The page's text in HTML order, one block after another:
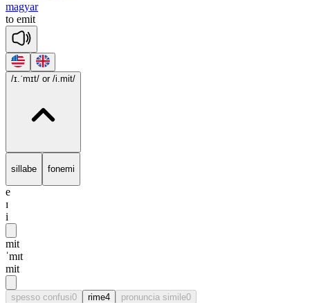
magyar
to emit
/ɪ.ˈmɪt/ or /i.mit/
sillabe fonemi
e
ɪ
i
mit
ˈmɪt
mit
spesso confusi0 rime4 pronuncia simile0